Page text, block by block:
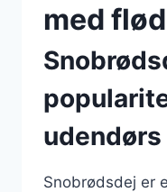
med
Snobrødsdej er